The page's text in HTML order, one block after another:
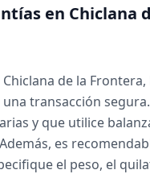
en Chiclana
de la
transacción
y que utilice
es
el peso, el